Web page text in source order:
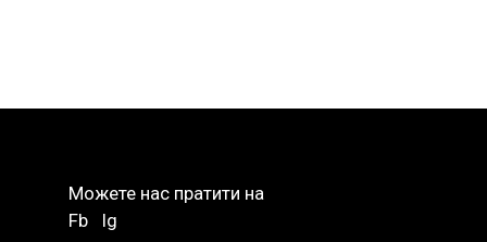
Можете нас пратити на
Fb
Ig